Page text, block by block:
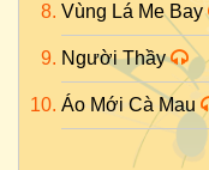
Vùng Lá Me Bay
Người Thầy
Áo Mới Cà Mau